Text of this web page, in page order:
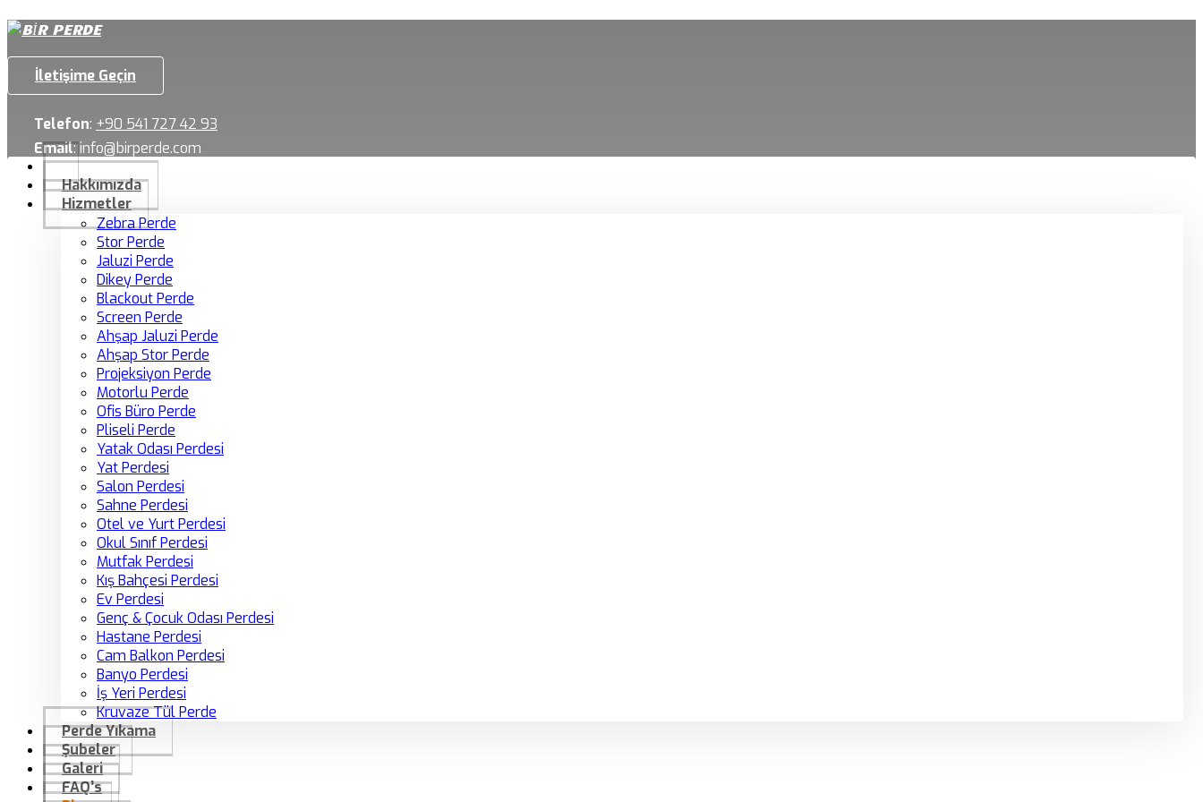
İletişime Geçin
Telefon: +90 541 727 42 93
Email:info@birperde.com
Hakkımızda
Hizmetler
Zebra Perde
Stor Perde
Jaluzi Perde
Dikey Perde
Blackout Perde
Screen Perde
Ahşap Jaluzi Perde
Ahşap Stor Perde
Projeksiyon Perde
Motorlu Perde
Ofis Büro Perde
Pliseli Perde
Yatak Odası Perdesi
Yat Perdesi
Salon Perdesi
Sahne Perdesi
Otel ve Yurt Perdesi
Okul Sınıf Perdesi
Mutfak Perdesi
Kış Bahçesi Perdesi
Ev Perdesi
Genç & Çocuk Odası Perdesi
Hastane Perdesi
Cam Balkon Perdesi
Banyo Perdesi
İş Yeri Perdesi
Kruvaze Tül Perde
Perde Yıkama
Şubeler
Galeri
FAQ’s